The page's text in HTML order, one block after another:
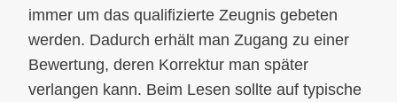
immer um das qualifizierte Zeugnis gebeten
werden. Dadurch erhält man Zugang zu einer
Bewertung, deren Korrektur man später
verlangen kann. Beim Lesen sollte auf typische